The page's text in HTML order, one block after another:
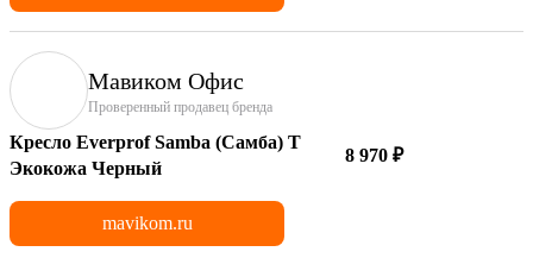
Мавиком Офис
Проверенный продавец бренда
Кресло Everprof Samba (Самба) T
Экокожа Черный
8 970 ₽
mavikom.ru